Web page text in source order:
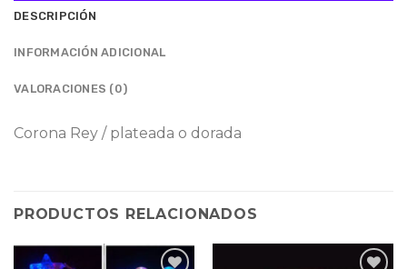
DESCRIPCIÓN
INFORMACIÓN ADICIONAL
VALORACIONES (0)
Corona Rey / plateada o dorada
PRODUCTOS RELACIONADOS